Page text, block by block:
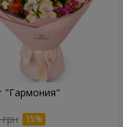
"Гармония"